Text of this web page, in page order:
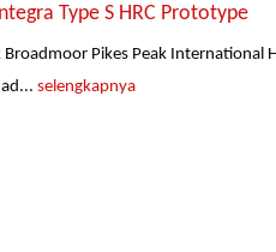
Type S HRC Prototype
Pikes Peak International
selengkapnya